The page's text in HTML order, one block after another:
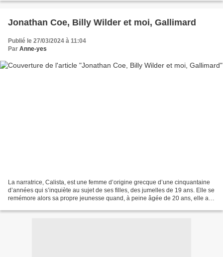
Jonathan Coe, Billy Wilder et moi, Gallimard
Publié le 27/03/2024 à 11:04
Par Anne-yes
La narratrice, Calista, est une femme d’origine grecque d’une cinquantaine
d’années qui s’inquiète au sujet de ses filles, des jumelles de 19 ans. Elle se
remémore alors sa propre jeunesse quand, à peine âgée de 20 ans, elle a